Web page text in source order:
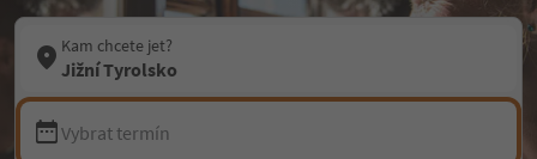
Kam chcete jet?
Jižní Tyrolsko
Vybrat termín